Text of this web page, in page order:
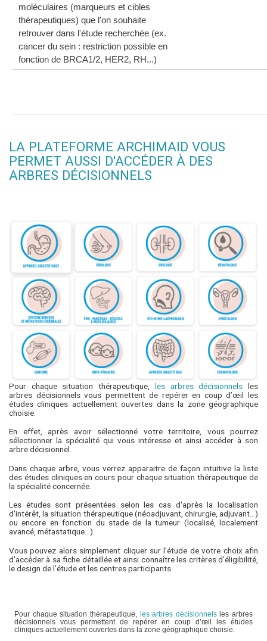
moléculaires (marqueurs et cibles
thérapeutiques) que l'on souhaite
retrouver dans l'étude recherchée (ex.
cancer du sein : restriction possible en
fonction de BRCA1/2, HER2, RH...)
LA PLATEFORME ARCHIMAID VOUS
PERMET AUSSI D'ACCÉDER À DES
ARBRES DÉCISIONNELS
Pour chaque situation thérapeutique, les arbres décisionnels les
arbres décisionnels vous permettent de repérer en coup d’œil les
études cliniques actuellement ouvertes dans la zone géographique
choisie.
En effet, après avoir sélectionné votre territoire, vous pourrez
sélectionner la spécialité qui vous intéresse et ainsi accéder à son
arbre décisionnel.
Dans chaque arbre, vous verrez apparaitre de façon intuitive la liste
des études cliniques en cours pour chaque situation thérapeutique de
la spécialité concernée.
Les études sont présentées selon les cas d'après la localisation
d'intérêt, la situation thérapeutique (néoadjuvant, chirurgie, adjuvant...)
ou encore en fonction du stade de la tumeur (localisé, localement
avancé, métastatique...).
Vous pouvez alors simplement cliquer sur l'étude de votre choix afin
d'accéder à sa fiche détaillée et ainsi connaître les critères d’éligibilité,
le design de l’étude et les centres participants.
Pour chaque situation thérapeutique, les arbres décisionnelsles arbres
décisionnels vous permettent de repérer en coup d’œil les études
cliniques actuellement ouvertes dans la zone géographique choisie.